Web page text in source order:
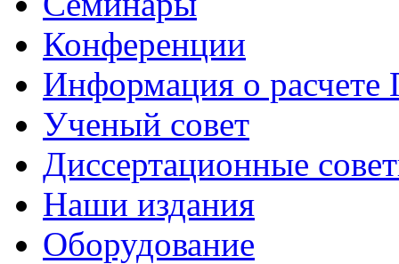
Конференции
Информация о
Ученый совет
Диссертационные
Наши издания
Оборудование